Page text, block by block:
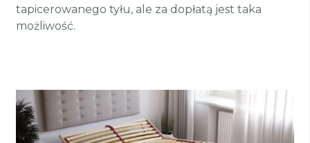
tapicerowanego tyłu, ale za dopłatą jest taka
możliwość.